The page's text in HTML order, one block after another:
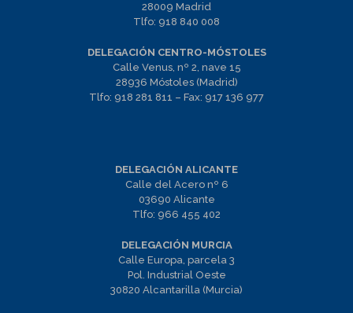
28009 Madrid
Tlfo: 918 840 008
DELEGACIÓN CENTRO-MÓSTOLES
Calle Venus, nº 2, nave 15
28936 Móstoles (Madrid)
Tlfo: 918 281 811 – Fax: 917 136 977
DELEGACIÓN ALICANTE
Calle del Acero nº 6
03690 Alicante
Tlfo: 966 455 402
DELEGACIÓN MURCIA
Calle Europa, parcela 3
Pol. Industrial Oeste
30820 Alcantarilla (Murcia)